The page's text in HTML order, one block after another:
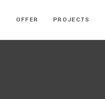
OFFER PROJECTS